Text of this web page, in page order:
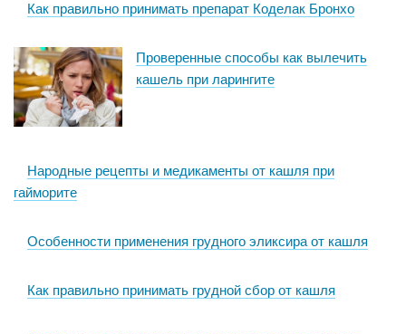
Как правильно принимать препарат Коделак Бронхо
Проверенные способы как вылечить
кашель при ларингите
Народные рецепты и медикаменты от кашля при
гайморите
Особенности применения грудного эликсира от кашля
Как правильно принимать грудной сбор от кашля